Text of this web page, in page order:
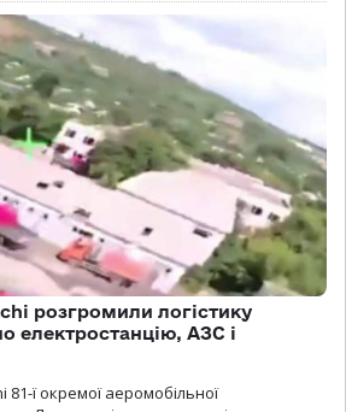
розгромили логістику
електростанцію, АЗС і
ї окремої аеромобільної